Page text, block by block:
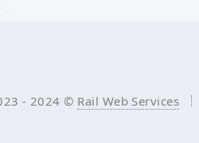
- 2024 © Rail Web Services